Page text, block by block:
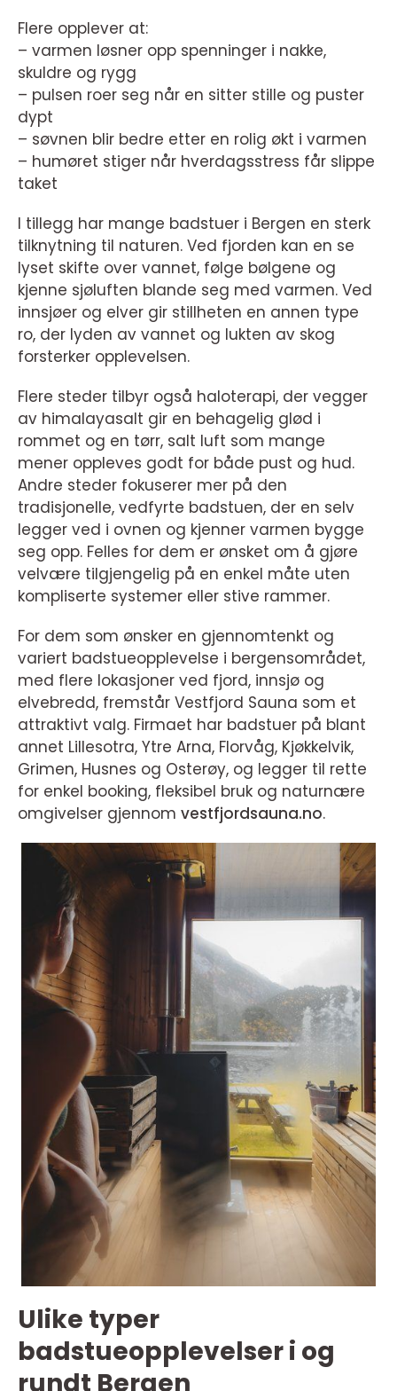
Flere opplever at:
– varmen løsner opp spenninger i nakke,
skuldre og rygg
– pulsen roer seg når en sitter stille og puster
dypt
– søvnen blir bedre etter en rolig økt i varmen
– humøret stiger når hverdagsstress får slippe
taket
I tillegg har mange badstuer i Bergen en sterk
tilknytning til naturen. Ved fjorden kan en se
lyset skifte over vannet, følge bølgene og
kjenne sjøluften blande seg med varmen. Ved
innsjøer og elver gir stillheten en annen type
ro, der lyden av vannet og lukten av skog
forsterker opplevelsen.
Flere steder tilbyr også haloterapi, der vegger
av himalayasalt gir en behagelig glød i
rommet og en tørr, salt luft som mange
mener oppleves godt for både pust og hud.
Andre steder fokuserer mer på den
tradisjonelle, vedfyrte badstuen, der en selv
legger ved i ovnen og kjenner varmen bygge
seg opp. Felles for dem er ønsket om å gjøre
velvære tilgjengelig på en enkel måte uten
kompliserte systemer eller stive rammer.
For dem som ønsker en gjennomtenkt og
variert badstueopplevelse i bergensområdet,
med flere lokasjoner ved fjord, innsjø og
elvebredd, fremstår Vestfjord Sauna som et
attraktivt valg. Firmaet har badstuer på blant
annet Lillesotra, Ytre Arna, Florvåg, Kjøkkelvik,
Grimen, Husnes og Osterøy, og legger til rette
for enkel booking, fleksibel bruk og naturnære
omgivelser gjennom vestfjordsauna.no.
Ulike typer
badstueopplevelser i og
rundt Bergen